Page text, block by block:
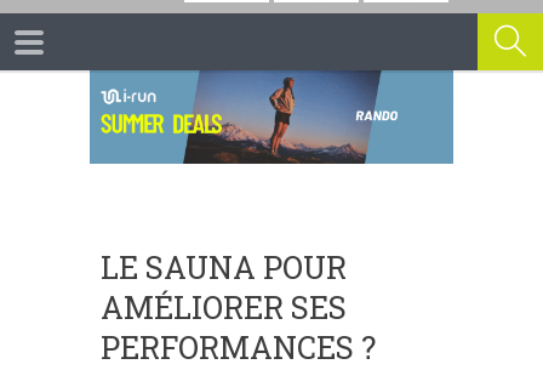
LE SAUNA POUR
AMÉLIORER SES
PERFORMANCES ?